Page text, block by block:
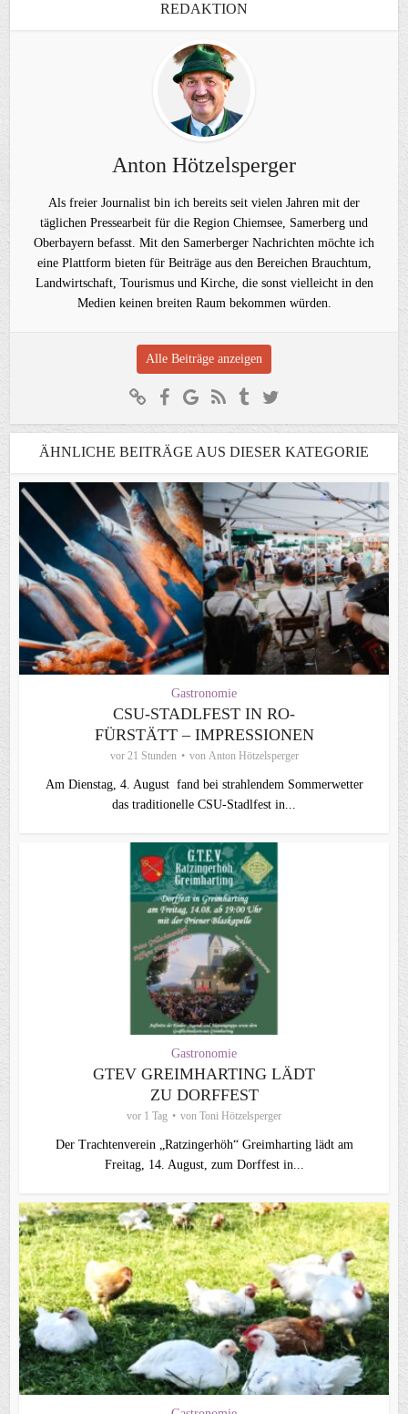
REDAKTION
Anton Hötzelsperger
Als freier Journalist bin ich bereits seit vielen Jahren mit der
täglichen Pressearbeit für die Region Chiemsee, Samerberg und
Oberbayern befasst. Mit den Samerberger Nachrichten möchte ich
eine Plattform bieten für Beiträge aus den Bereichen Brauchtum,
Landwirtschaft, Tourismus und Kirche, die sonst vielleicht in den
Medien keinen breiten Raum bekommen würden.
Alle Beiträge anzeigen
ÄHNLICHE BEITRÄGE AUS DIESER KATEGORIE
Gastronomie
CSU-STADLFEST IN RO-
FÜRSTÄTT – IMPRESSIONEN
vor 21 Stunden von Anton Hötzelsperger
Am Dienstag, 4. August fand bei strahlendem Sommerwetter
das traditionelle CSU-Stadlfest in...
Gastronomie
GTEV GREIMHARTING LÄDT
ZU DORFFEST
vor 1 Tag von Toni Hötzelsperger
Der Trachtenverein „Ratzingerhöh“ Greimharting lädt am
Freitag, 14. August, zum Dorffest in...